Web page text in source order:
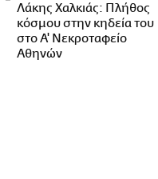
Λάκης Χαλκιάς: Πλήθος
κόσμου στην κηδεία του
στο Α' Νεκροταφείο
Αθηνών